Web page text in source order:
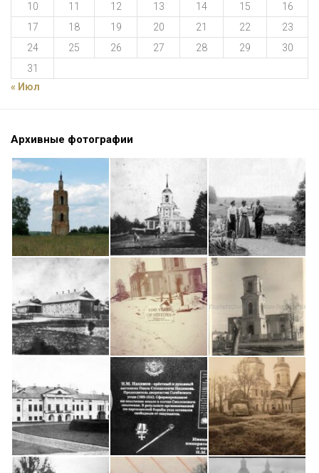
10
11 12 13 14 15
16
17
18 19 20 21 22
23
24
25 26 27 28 29
30
31
« Июл
Архивные фотографии